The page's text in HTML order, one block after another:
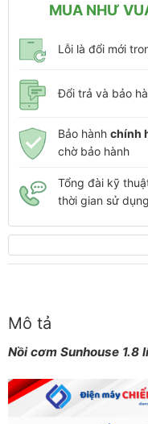
MUA NHƯ
Lỗi là đổi mới
Đổi trả và bảo
Bảo hành chính
chờ bảo hành
Tổng đài kỹ
thời gian sử
Mô tả
Nồi cơm Sunhouse 1.8